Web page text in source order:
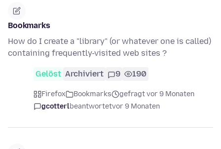
Bookmarks
How do I create a "library" (or whatever one is called)
containing frequently-visited web sites ?
Gelöst Archiviert 9 190
Firefox Bookmarks
gefragt vor 9 Monaten
gcotterlbeantwortetvor 9 Monaten